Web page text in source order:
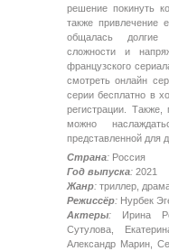
решение покинуть
также привлечение
общалась долгие
сложности и
французского
смотреть онлайн
серии бесплатно в
регистрации.
можно
представленной для
Страна: Россия
Год выпуска: 2021
Жанр: триллер,
Режиссёр: Нурбек
Актеры: Ирина
Сутулова,
Александр Марин,